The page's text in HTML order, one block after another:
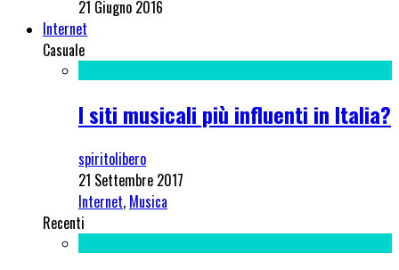
21 Giugno 2016
Internet
Casuale
I siti musicali più influenti in Italia?
spiritolibero
21 Settembre 2017
Internet, Musica
Recenti